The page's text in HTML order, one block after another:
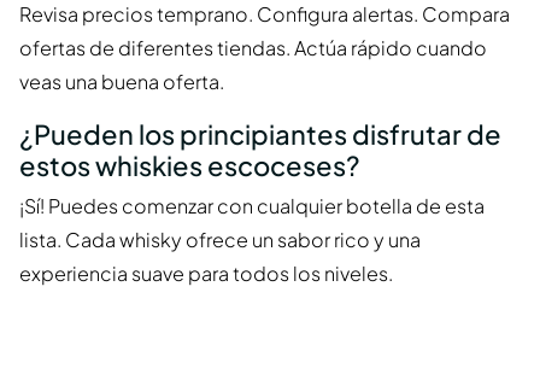
Revisa precios temprano. Configura alertas. Compara
ofertas de diferentes tiendas. Actúa rápido cuando
veas una buena oferta.
¿Pueden los principiantes disfrutar de
estos whiskies escoceses?
¡Sí! Puedes comenzar con cualquier botella de esta
lista. Cada whisky ofrece un sabor rico y una
experiencia suave para todos los niveles.